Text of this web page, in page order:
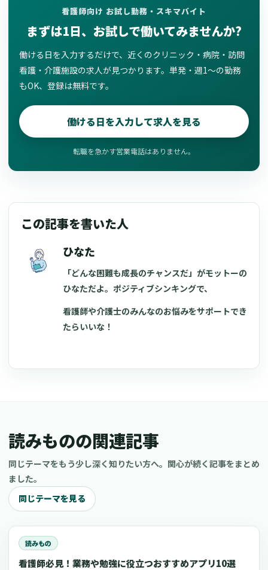
看護師向け お試し勤務・スキマバイト
まずは1日、お試しで働いてみませんか?
働ける日を入力するだけで、近くのクリニック・病院・訪問
看護・介護施設の求人が見つかります。単発・週1〜の勤務
もOK、登録は無料です。
働ける日を入力して求人を見る
転職を急かす営業電話はありません。
この記事を書いた人
ひなた
「どんな困難も成長のチャンスだ」がモットーの
ひなただよ。ポジティブシンキングで、
看護師や介護士のみんなのお悩みをサポートでき
たらいいな！
読みものの関連記事
同じテーマをもう少し深く知りたい方へ。関心が続く記事をまとめ
ました。
同じテーマを見る
読みもの
看護師必見！業務や勉強に役立つおすすめアプリ10選